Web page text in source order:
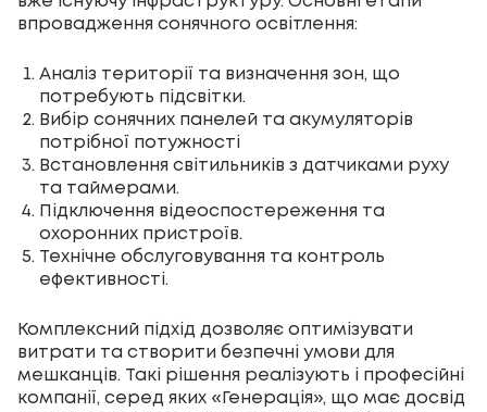
впровадження сонячного освітлення:
Аналіз території та визначення зон, що
потребують підсвітки.
Вибір сонячних панелей та акумуляторів
потрібної потужності
Встановлення світильників з датчиками руху
та таймерами.
Підключення відеоспостереження та
охоронних пристроїв.
Технічне обслуговування та контроль
ефективності.
Комплексний підхід дозволяє оптимізувати
витрати та створити безпечні умови для
мешканців. Такі рішення реалізують і професійні
компанії, серед яких «Генерація», що має досвід